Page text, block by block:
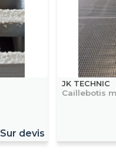
Sur devis
JK TECHNIC
Caillebotis